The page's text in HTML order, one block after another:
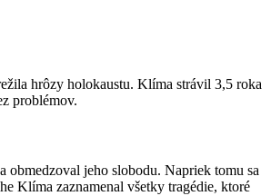
hrôzy holokaustu. Klíma strávil 3,5 roka
problémov.
jeho slobodu. Napriek tomu sa
Klíma zaznamenal všetky tragédie, ktoré